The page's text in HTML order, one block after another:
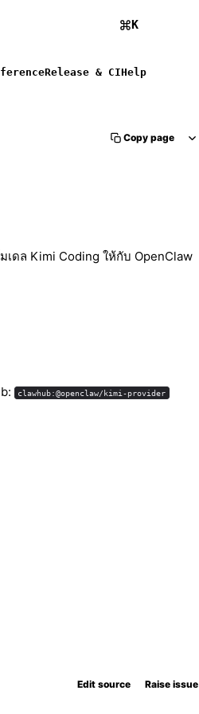
K
Release & CIHelp
Copy page
เดล Kimi Coding ให้กับ OpenClaw
clawhub:@openclaw/kimi-provider
Edit source Raise issue